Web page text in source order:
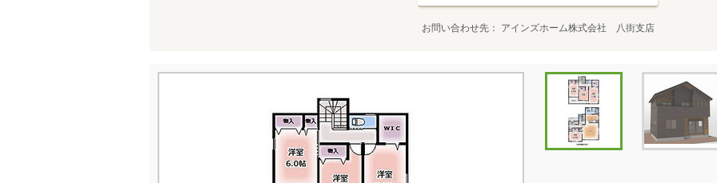
お問い合わせ先 アインズホーム株式会社 八街支店